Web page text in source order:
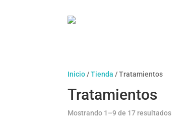
Inicio /Tienda / Tratamientos
Tratamientos
Mostrando 1–9 de 17 resultados